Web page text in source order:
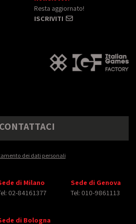
Resta aggiornato!
ISCRIVITI
CONTATTACI
dei dati personali
di Milano
02-84161377
Sede di Genova
Tel: 010-9861113
di Bologna